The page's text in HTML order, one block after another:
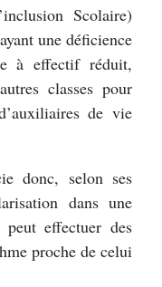
Scolaire)
une déficience
à effectif réduit,
classes pour
de vie
donc, selon ses
dans une
effectuer des
proche de celui